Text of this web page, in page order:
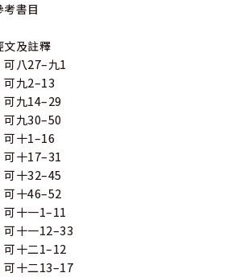
考書目
文及註釋
八27–九1
九2–13
九14–29
九30–50
十1–16
十17–31
十32–45
十46–52
十一1–11
十一12–33
十二1–12
十二13–17